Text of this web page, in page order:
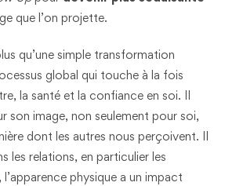
que l’on projette.
qu’une simple transformation
global qui touche à la fois
la santé et la confiance en soi. Il
son image, non seulement pour soi,
dont les autres nous perçoivent. Il
les relations, en particulier les
physique a un impact